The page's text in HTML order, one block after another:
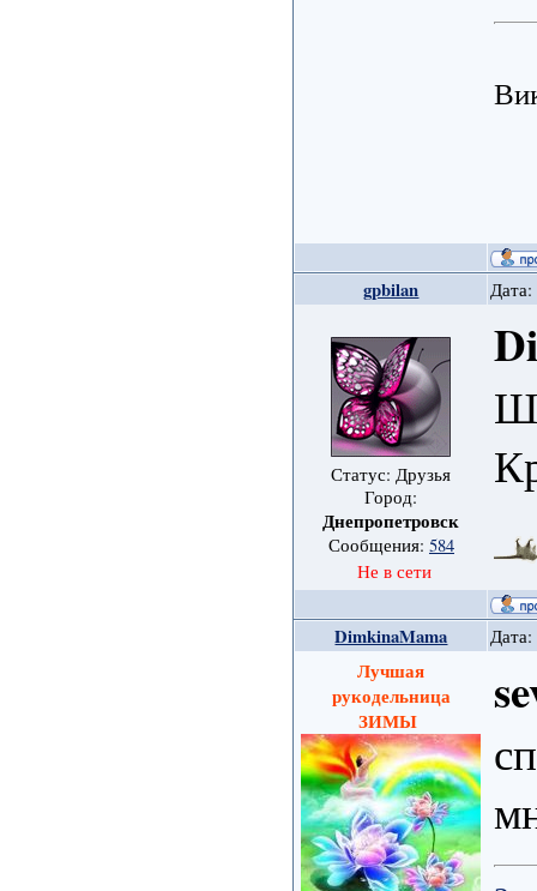
gpbilan Дата:
Статус: Друзья
Город:
Днепропетровск
Сообщения: 584
Не в сети
DimkinaMama Дата:
Лучшая
рукодельница
ЗИМЫ